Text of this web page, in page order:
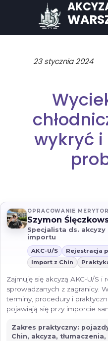
23 stycznia 2024
wykryć
OPRACOWANIE
Szymon
Specjalista ds.
importu
AKC-U/S Rejestracja
Import z Chin
Zajmuję się akcyzą AKC-U/S i
sprowadzanych z zagranicy.
terminy, procedury i
pojawiają się przy imporcie
Zakres praktyczny:
Chin, akcyza,